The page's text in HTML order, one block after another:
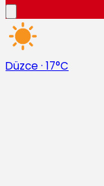
Düzce · 17°C